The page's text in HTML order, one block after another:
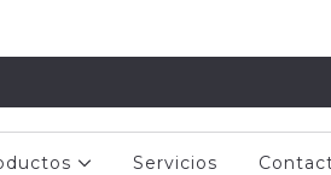
Servicios